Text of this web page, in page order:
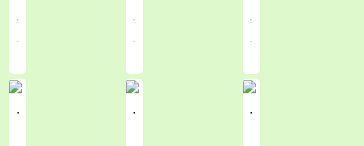
受孩子们欢迎的10
音频限时免费。
gen会魔法的水先
生上天入地，掌握
火山等自然科学原
. . .
. . .